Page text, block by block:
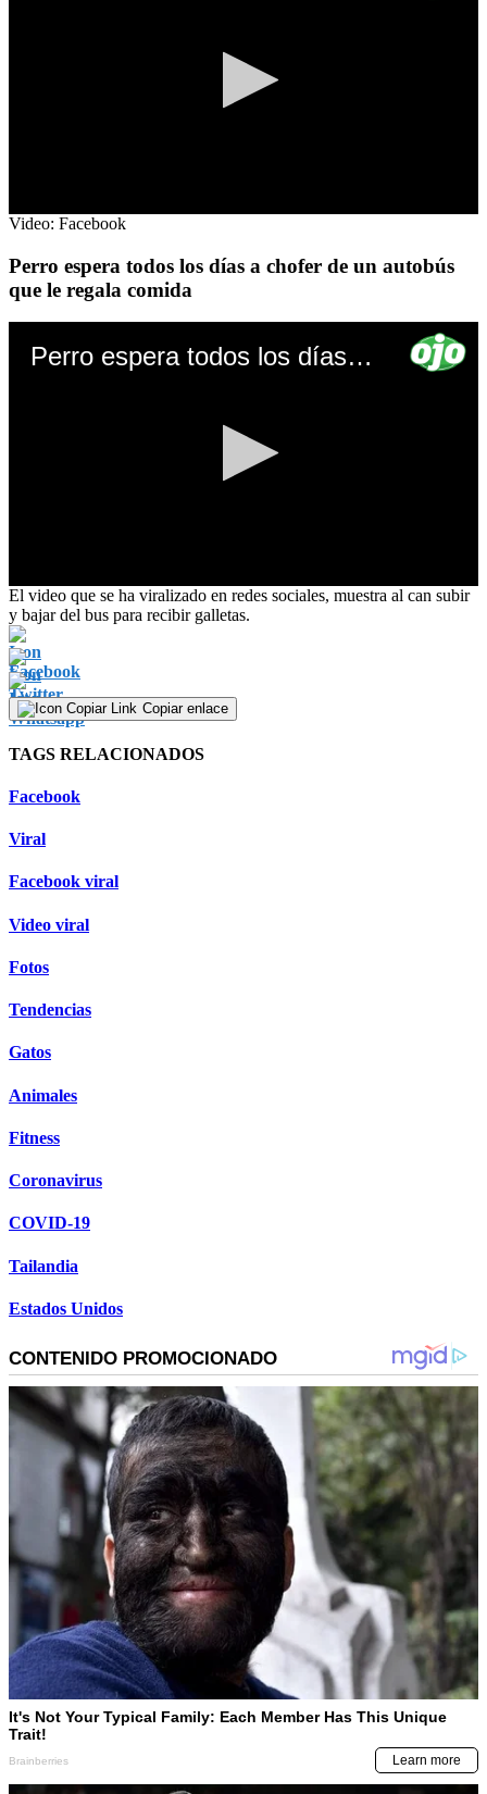
0
of
0
seconds
Video: Facebook
Perro espera todos los días a chofer de un autobús
que le regala comida
Perro espera todos los días a chofer de un autobús que le regala comida
0
seconds
of
0
seconds
El video que se ha viralizado en redes sociales, muestra al can subir
y bajar del bus para recibir galletas.
Copiar enlace
TAGS RELACIONADOS
Facebook
Viral
Facebook viral
Video viral
Fotos
Tendencias
Gatos
Animales
Fitness
Coronavirus
COVID-19
Tailandia
Estados Unidos